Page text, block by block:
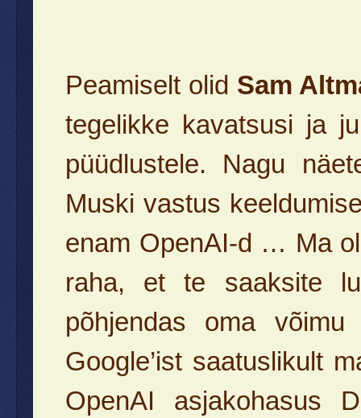
Peamiselt olid Sam
tegelikke kavatsusi ja
püüdlustele. Nagu
Muski vastus
enam OpenAI-d … Ma
raha, et te saaksite
põhjendas oma võimu
Google’ist saatuslikult
OpenAI asjakohasus